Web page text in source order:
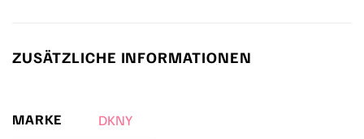
ZUSÄTZLICHE INFORMATIONEN
MARKE DKNY